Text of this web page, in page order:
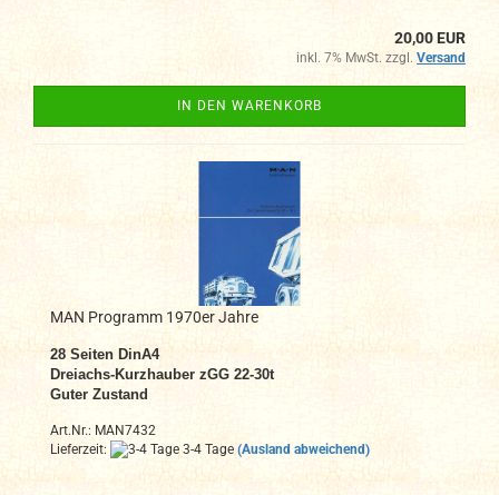
20,00 EUR
inkl. 7% MwSt. zzgl. Versand
IN DEN WARENKORB
MAN Programm 1970er Jahre
28 Seiten DinA4
Dreiachs-Kurzhauber zGG 22-30t
Guter Zustand
Art.Nr.: MAN7432
Lieferzeit:
3-4 Tage (Ausland abweichend)